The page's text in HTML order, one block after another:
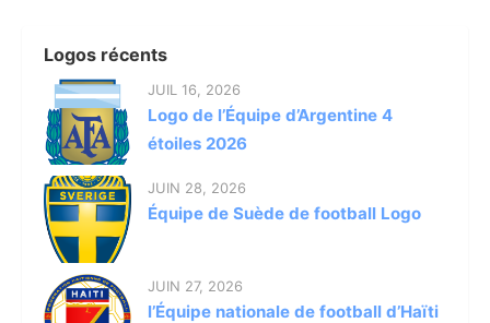
Logos récents
JUIL 16, 2026
Logo de l’Équipe d’Argentine 4
étoiles 2026
JUIN 28, 2026
Équipe de Suède de football Logo
JUIN 27, 2026
l’Équipe nationale de football d’Haïti